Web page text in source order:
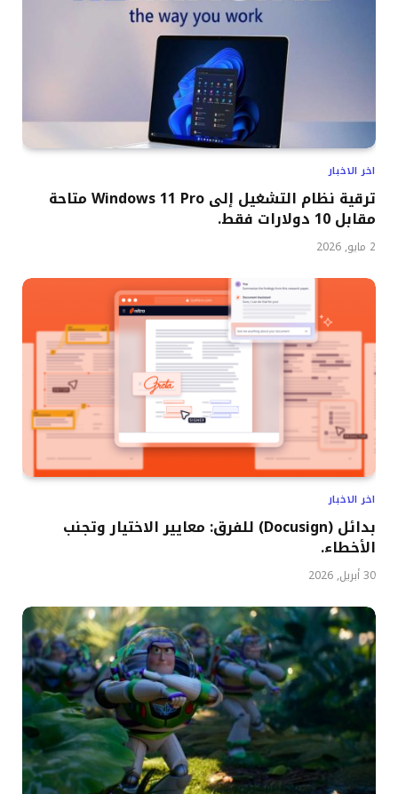
اخر الاخبار
ترقية نظام التشغيل إلى Windows 11 Pro متاحة
مقابل 10 دولارات فقط.
2 مايو, 2026
اخر الاخبار
بدائل (Docusign) للفرق: معايير الاختيار وتجنب
الأخطاء.
30 أبريل, 2026